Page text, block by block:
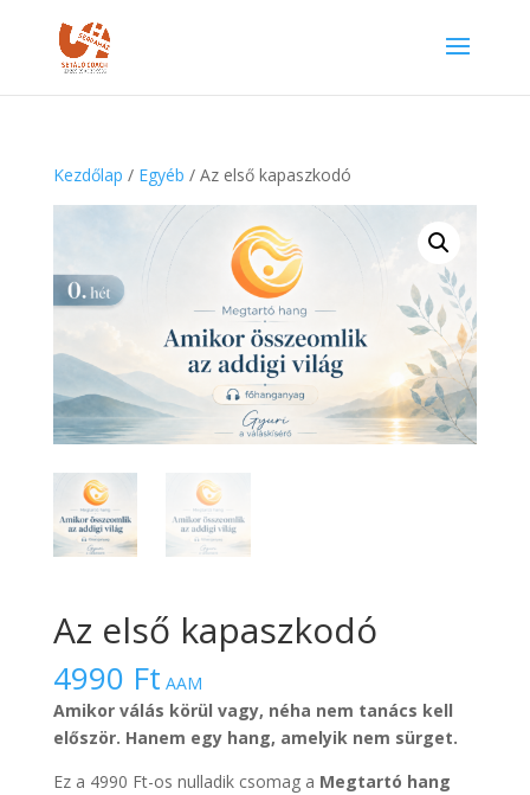
Kezdőlap / Egyéb / Az első kapaszkodó
Az első kapaszkodó
4990 Ft AAM
Amikor válás körül vagy, néha nem tanács kell
először. Hanem egy hang, amelyik nem sürget.
Ez a 4990 Ft-os nulladik csomag a Megtartó hang